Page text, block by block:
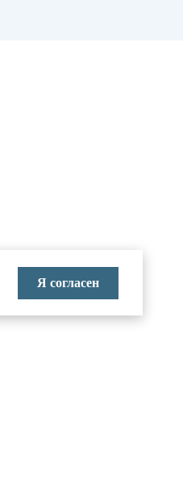
Я согласен